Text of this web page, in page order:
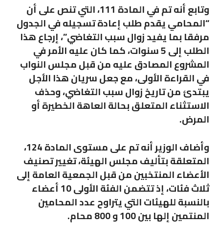
وتابع أنه تم في المادة 111، التي تنص على أن
“المحامي يقدم طلب إعادة تسجيله في الجدول
مرفقا بما يفيد زوال سبب التغاضي”، إرجاع هذا
الطلب إلى 5 سنوات، كما كان عليه الأمر في
المشروع المصادق عليه من قبل مجلس النواب
في القراءة الأولى، مع جعل سريان هذا الأجل
يبتدئ من تاريخ زوال سبب التغاضي، وحذف
الاستثناء المتعلق بحالة العاهة الخطيرة أو
المرض.
وأضاف الوزير أنه تم على مستوى المادة 124،
المتعلقة بتأليف مجلس الهيئة، تغيير تصنيف
الأعضاء المنتخبين من قبل الجمعية العامة إلى
ثلاث فئات، إذ تتضمن الفئة الأولى 10 أعضاء
بالنسبة للهيئات التي يتراوح عدد المحامين
المنتمين إلها بين 100 و 800 محام.